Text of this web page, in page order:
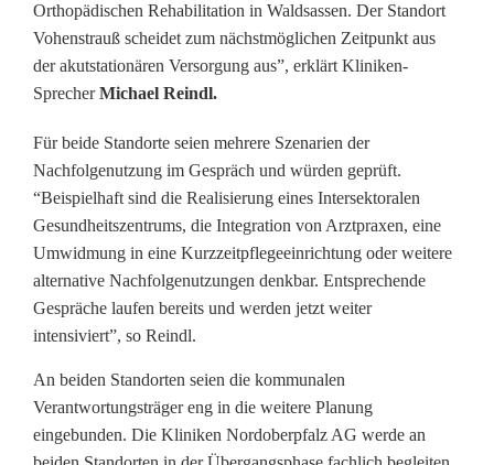
e
n
n
t
s
i
c
h
o
n
Orthopädischen Rehabilitation in Waldsassen. Der Standort
Vohenstrauß scheidet zum nächstmöglichen Zeitpunkt aus
der akutstationären Versorgung aus”, erklärt Kliniken-
SprecherMichael Reindl.
Für beide Standorte seien mehrere Szenarien der
Nachfolgenutzung im Gespräch und würden geprüft.
“Beispielhaft sind die Realisierung eines Intersektoralen
Gesundheitszentrums, die Integration von Arztpraxen, eine
Umwidmung in eine Kurzzeitpflegeeinrichtung oder weitere
alternative Nachfolgenutzungen denkbar. Entsprechende
Gespräche laufen bereits und werden jetzt weiter
intensiviert”, so Reindl.
An beiden Standorten seien die kommunalen
Verantwortungsträger eng in die weitere Planung
eingebunden. Die Kliniken Nordoberpfalz AG werde an